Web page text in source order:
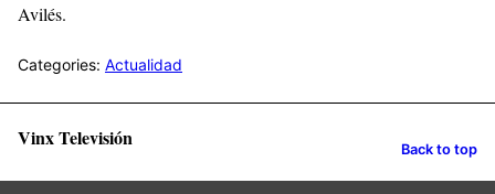
Avilés.
Categories: Actualidad
Vinx Televisión Back to top